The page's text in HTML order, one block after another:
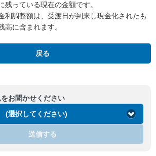
残っている現在の金額です。
利調整額は、受渡日が到来し現金化されたも
高に含まれます。
戻る
お聞かせください
(選択してください)
送信する